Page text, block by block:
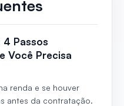
4 Passos
Você Precisa
renda e se houver
antes da contratação.